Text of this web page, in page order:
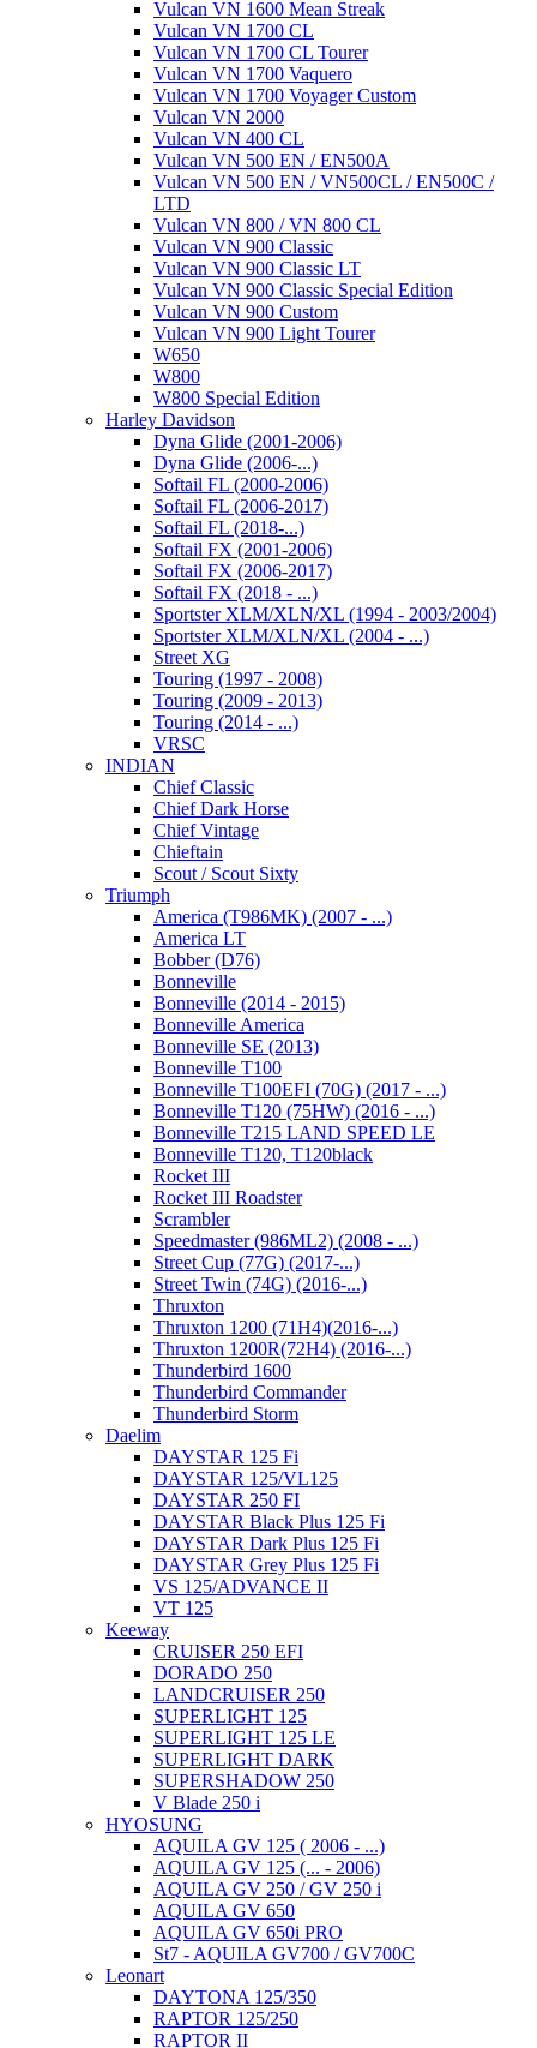
Vulcan VN 1600 Mean Streak
Vulcan VN 1700 CL
Vulcan VN 1700 CL Tourer
Vulcan VN 1700 Vaquero
Vulcan VN 1700 Voyager Custom
Vulcan VN 2000
Vulcan VN 400 CL
Vulcan VN 500 EN / EN500A
Vulcan VN 500 EN / VN500CL / EN500C /
LTD
Vulcan VN 800 / VN 800 CL
Vulcan VN 900 Classic
Vulcan VN 900 Classic LT
Vulcan VN 900 Classic Special Edition
Vulcan VN 900 Custom
Vulcan VN 900 Light Tourer
W650
W800
W800 Special Edition
Harley Davidson
Dyna Glide (2001-2006)
Dyna Glide (2006-...)
Softail FL (2000-2006)
Softail FL (2006-2017)
Softail FL (2018-...)
Softail FX (2001-2006)
Softail FX (2006-2017)
Softail FX (2018 - ...)
Sportster XLM/XLN/XL (1994 - 2003/2004)
Sportster XLM/XLN/XL (2004 - ...)
Street XG
Touring (1997 - 2008)
Touring (2009 - 2013)
Touring (2014 - ...)
VRSC
INDIAN
Chief Classic
Chief Dark Horse
Chief Vintage
Chieftain
Scout / Scout Sixty
Triumph
America (T986MK) (2007 - ...)
America LT
Bobber (D76)
Bonneville
Bonneville (2014 - 2015)
Bonneville America
Bonneville SE (2013)
Bonneville T100
Bonneville T100EFI (70G) (2017 - ...)
Bonneville T120 (75HW) (2016 - ...)
Bonneville T215 LAND SPEED LE
Bonneville T120, T120black
Rocket III
Rocket III Roadster
Scrambler
Speedmaster (986ML2) (2008 - ...)
Street Cup (77G) (2017-...)
Street Twin (74G) (2016-...)
Thruxton
Thruxton 1200 (71H4)(2016-...)
Thruxton 1200R(72H4) (2016-...)
Thunderbird 1600
Thunderbird Commander
Thunderbird Storm
Daelim
DAYSTAR 125 Fi
DAYSTAR 125/VL125
DAYSTAR 250 FI
DAYSTAR Black Plus 125 Fi
DAYSTAR Dark Plus 125 Fi
DAYSTAR Grey Plus 125 Fi
VS 125/ADVANCE II
VT 125
Keeway
CRUISER 250 EFI
DORADO 250
LANDCRUISER 250
SUPERLIGHT 125
SUPERLIGHT 125 LE
SUPERLIGHT DARK
SUPERSHADOW 250
V Blade 250 i
HYOSUNG
AQUILA GV 125 ( 2006 - ...)
AQUILA GV 125 (... - 2006)
AQUILA GV 250 / GV 250 i
AQUILA GV 650
AQUILA GV 650i PRO
St7 - AQUILA GV700 / GV700C
Leonart
DAYTONA 125/350
RAPTOR 125/250
RAPTOR II